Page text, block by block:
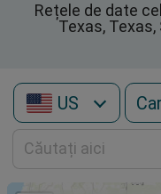
Rețele de date
Texas,
US